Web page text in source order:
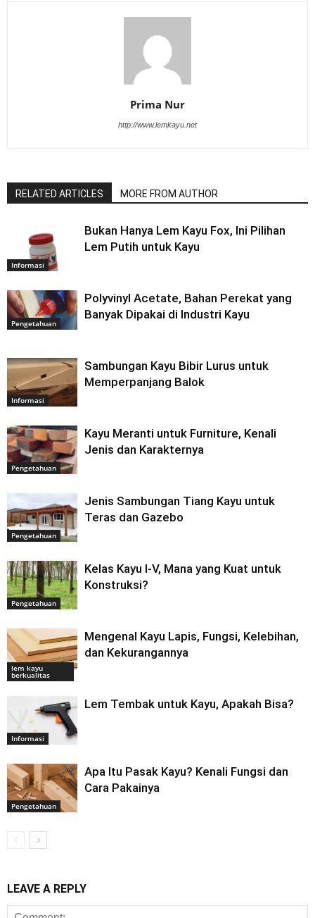
Prima Nur
http://www.lemkayu.net
RELATED ARTICLES MORE FROM AUTHOR
Informasi
Bukan Hanya Lem Kayu Fox, Ini Pilihan
Lem Putih untuk Kayu
Pengetahuan
Polyvinyl Acetate, Bahan Perekat yang
Banyak Dipakai di Industri Kayu
Informasi
Sambungan Kayu Bibir Lurus untuk
Memperpanjang Balok
Pengetahuan
Kayu Meranti untuk Furniture, Kenali
Jenis dan Karakternya
Pengetahuan
Jenis Sambungan Tiang Kayu untuk
Teras dan Gazebo
Pengetahuan
Kelas Kayu I-V, Mana yang Kuat untuk
Konstruksi?
lem kayu
berkualitas
Mengenal Kayu Lapis, Fungsi, Kelebihan,
dan Kekurangannya
Informasi
Lem Tembak untuk Kayu, Apakah Bisa?
Pengetahuan
Apa Itu Pasak Kayu? Kenali Fungsi dan
Cara Pakainya
LEAVE A REPLY